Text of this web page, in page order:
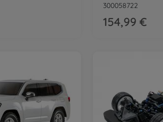
300058722
154,99 €